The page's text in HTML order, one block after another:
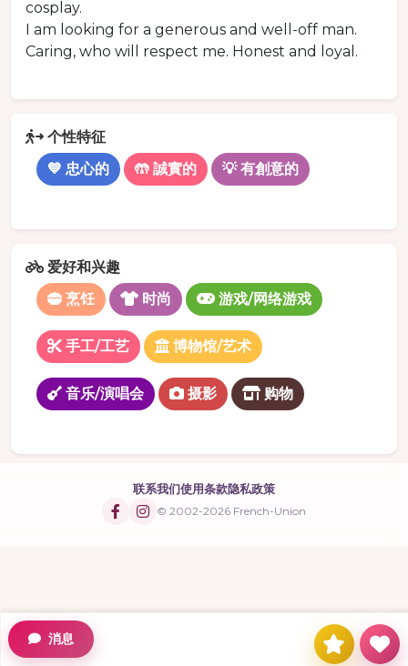
cosplay.
I am looking for a generous and well-off man.
Caring, who will respect me. Honest and loyal.
个性特征
💙 忠心的
🤲 誠實的 💡 有創意的
爱好和兴趣
烹饪
时尚 游戏/网络游戏
手工/工艺 博物馆/艺术
音乐/演唱会 摄影 购物
联系我们使用条款隐私政策
© 2002-2026 French-Union
消息